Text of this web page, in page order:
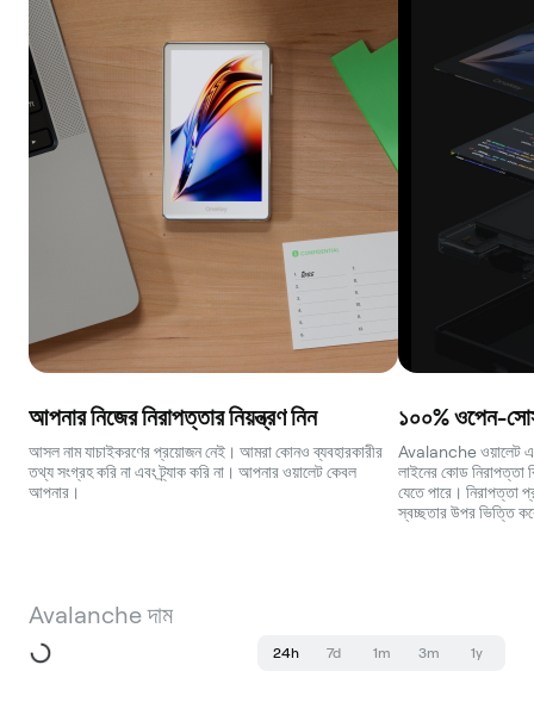
আপনার নিজের নিরাপত্তার নিয়ন্ত্রণ নিন
আসল নাম যাচাইকরণের প্রয়োজন নেই। আমরা কোনও ব্যবহারকারীর
তথ্য সংগ্রহ করি না এবং ট্র্যাক করি না। আপনার ওয়ালেট কেবল
আপনার।
১০০% ওপেন-
Avalanche ওয়ালেট
লাইনের কোড নিরাপত্তা
যেতে পারে। নিরাপত্তা
স্বচ্ছতার উপর ভিত্তি
Avalanche দাম
24h 7d 1m 3m 1y